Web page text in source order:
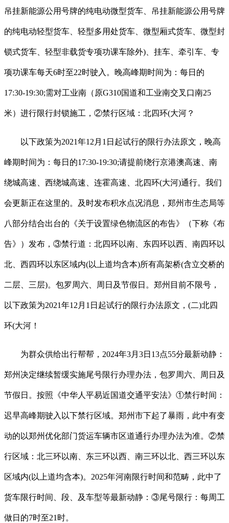
吊挂新能源公用号牌的纯电动微型货车、吊挂新能源公用号牌
的纯电动轻型货车、轻型多用处货车、微型厢式货车、微型封
锁式货车、轻型非载货专项功课车除外)、挂车、牵引车、专
项功课车每天6时至22时驶入。晚高峰期时间为：每日的
17:30-19:30;需对工业南（原G310国道和工业南交叉口南25
米）进行限行封锁施工，②禁行区域：北四环(大河？
以下政策为2021年12月1日起试行的限行办法原文，晚高
峰期时间为：每日的17:30-19:30;请提前绕行京港澳高速、南
绕城高速、西绕城高速、连霍高速、北四环(大河)通行。我们
会更新正在这里的。及时发布积水点况消息，郑州市生态局等
八部分结合出台的《关于设置绿色物流区的布告》（下称《布
告》）发布，③禁行道：北四环以南、东四环以西、南四环以
北、西四环以东区域内(以上道均含本)所有高架桥(含立交桥的
二层、三层)。包罗周六、周日及节假日。郑州目前不限号，
以下政策为2021年12月1日起试行的限行办法原文，(二)北四
环(大河！
为群众供给出行帮帮，2024年3月3日13点55分最新动静：
郑州决定继续暂缓实施尾号限行办理办法，包罗周六、周日及
节假日。按照《中华人平易近国道交通平安法》①禁行时间：
迟早高峰期驶入以下禁行区域。郑州市下起了暴雨，此中有变
动的以郑州优化部门货运车辆市区道通行办理办法为准。②禁
行区域：北三环以南、东三环以西、南三环以北、西三环以东
区域内(以上道均含本)。2025年河南限行时间和范畴，此中了
货车限行时间、段、及车型等最新动静：③尾号限行：每周工
做日的7时至21时。